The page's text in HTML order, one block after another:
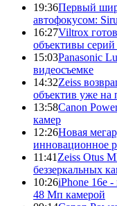
19:36Первый
автофокусом:
16:27Viltrox
объективы
15:03Panasonic
видеосъемке
14:32Zeiss
объектив уже на
13:58Canon
камер
12:26Новая
инновационное
11:41 Zeiss Otus
беззеркальных
10:26iPhone 16e
48 Мп камерой